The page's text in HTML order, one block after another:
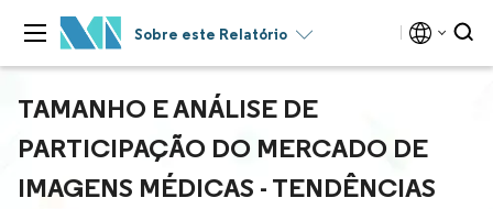
Sobre este Relatório
TAMANHO E ANÁLISE DE
PARTICIPAÇÃO DO MERCADO DE
IMAGENS MÉDICAS - TENDÊNCIAS